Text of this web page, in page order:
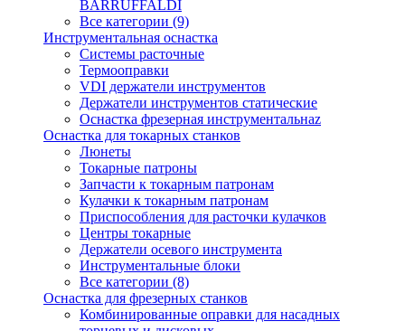
BARRUFFALDI
Все категории (9)
Инструментальная оснастка
Системы расточные
Термооправки
VDI держатели инструментов
Держатели инструментов статические
Оснастка фрезерная инструментальнаz
Оснастка для токарных станков
Люнеты
Токарные патроны
Запчасти к токарным патронам
Кулачки к токарным патронам
Приспособления для расточки кулачков
Центры токарные
Держатели осевого инструмента
Инструментальные блоки
Все категории (8)
Оснастка для фрезерных станков
Комбинированные оправки для насадных